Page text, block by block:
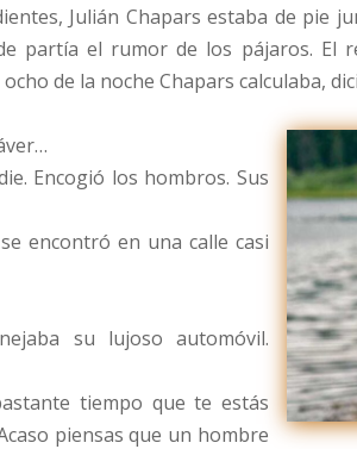
Julián Chapars estaba de pie
partía el rumor de los pájaros. El
de la noche Chapars calculaba,
Encogió los hombros. Sus
encontró en una calle casi
su lujoso automóvil.
tiempo que te estás
piensas que un hombre